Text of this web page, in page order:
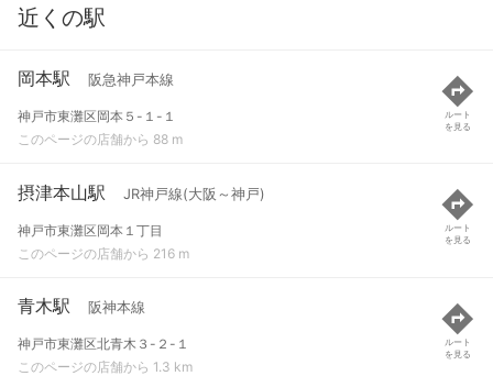
近くの駅
岡本駅 阪急神戸本線
神戸市東灘区岡本５-１-１
このページの店舗から 88 m
ルート
を見る
摂津本山駅 JR神戸線(大阪～神戸)
神戸市東灘区岡本１丁目
このページの店舗から 216 m
ルート
を見る
青木駅 阪神本線
神戸市東灘区北青木３-２-１
このページの店舗から 1.3 km
ルート
を見る